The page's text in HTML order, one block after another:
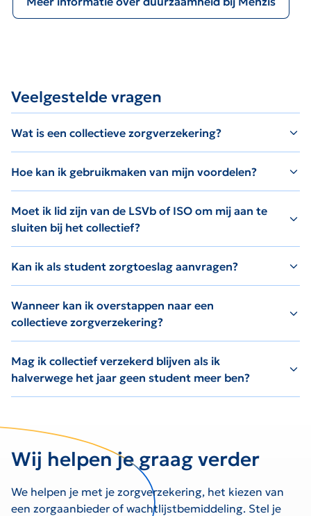
Veelgestelde vragen
Wat is een collectieve zorgverzekering?
Hoe kan ik gebruikmaken van mijn voordelen?
Moet ik lid zijn van de LSVb of ISO om mij aan te
sluiten bij het collectief?
Kan ik als student zorgtoeslag aanvragen?
Wanneer kan ik overstappen naar een
collectieve zorgverzekering?
Mag ik collectief verzekerd blijven als ik
halverwege het jaar geen student meer ben?
Wij helpen je graag verder
We helpen je met je zorgverzekering, het kiezen van
een zorgaanbieder of wachtlijstbemiddeling. Stel je